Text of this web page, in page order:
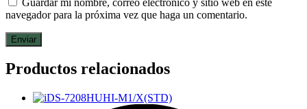
navegador para la próxima vez que haga un comentario.
Productos relacionados